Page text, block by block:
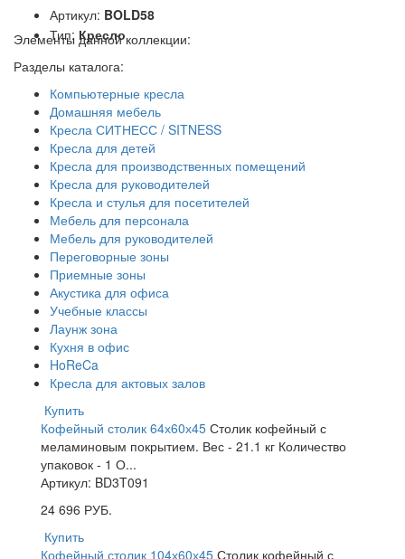
Артикул: BOLD58
Тип: Кресло
Элементы данной коллекции:
Разделы каталога:
Компьютерные кресла
Домашняя мебель
Кресла СИТНЕСС / SITNESS
Кресла для детей
Кресла для производственных помещений
Кресла для руководителей
Кресла и стулья для посетителей
Мебель для персонала
Мебель для руководителей
Переговорные зоны
Приемные зоны
Акустика для офиса
Учебные классы
Лаунж зона
Кухня в офис
HoReCa
Кресла для актовых залов
Купить
Кофейный столик 64х60х45 Столик кофейный с
меламиновым покрытием. Вес - 21.1 кг Количество
упаковок - 1 О...
Артикул: BD3T091
24 696 РУБ.
Купить
Кофейный столик 104х60х45 Столик кофейный с